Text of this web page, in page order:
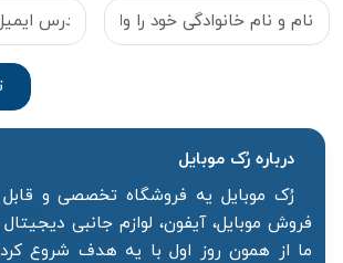
درباره رُک‌ موبایل
رُک موبایل یه فروشگاه تخصصی و قابل
فروش موبایل، آیفون، لوازم جانبی
ما از همون روز اول با یه هدف شروع